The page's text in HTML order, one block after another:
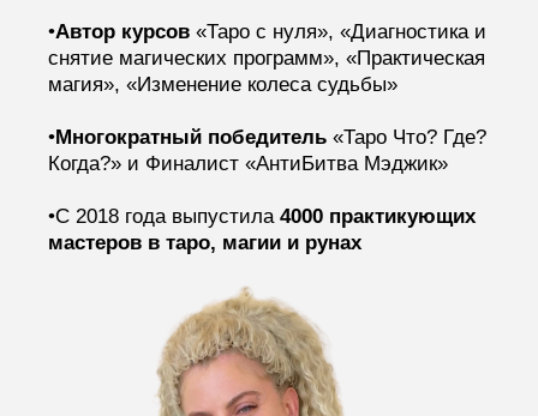
•Автор курсов «Таро с нуля»‎, «Диагностика и
снятие магических программ»‎, «Практическая
магия»‎, «Изменение колеса судьбы»‎
•Многократный победитель «Таро Что? Где?
Когда?»‎ и Финалист «АнтиБитва Мэджик»‎‎
•С 2018 года выпустила 4000 практикующих
мастеров в таро, магии и рунах